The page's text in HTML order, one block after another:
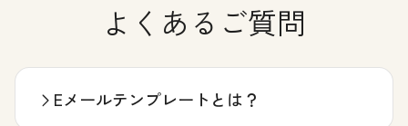
よくあるご質問
Eメールテンプレートとは？